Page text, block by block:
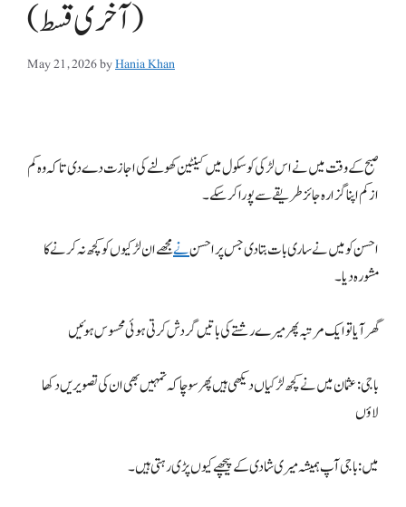
(آخری قسط)
May 21, 2026byHania Khan
صبح کے وقت میں نے اس لڑکی کو سکول میں کینٹین کھولنے کی اجازت دے دی تاکہ وہ کم
ازکم اپنا گزارہ جائز طریقے سے پورا کرسکے۔
احسن کو میں نے ساری بات بتا دی جس پر احسننےمجھے ان لڑکیوں کو کچھ نہ کرنے کا
مشورہ دیا۔
گھر آیا تو ایک مرتبہ پھر میرے رشتے کی باتیں گردش کرتی ہوئی محسوس ہوئیں
باجی: عثمان میں نے کچھ لڑکیاں دیکھی ہیں پھر سوچا کہ تمہیں بھی ان کی تصویریں دکھا
لاؤں
میں: باجی آپ ہمیشہ میری شادی کے پیچھے کیوں پڑی رہتی ہیں۔